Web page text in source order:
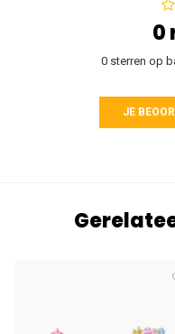
0
0 sterren op
JE